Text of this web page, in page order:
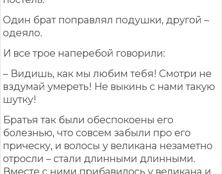
Один брат поправлял подушки, другой –
одеяло.
И все трое наперебой говорили:
– Видишь, как мы любим тебя! Смотри не
вздумай умереть! Не выкинь с нами такую
шутку!
Братья так были обеспокоены его
болезнью, что совсем забыли про его
прическу, и волосы у великана незаметно
отросли – стали длинными длинными.
Вместе с ними прибавилось у великана и